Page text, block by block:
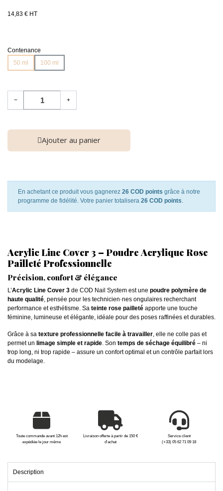
14,83 € HT
Contenance
50 ml
100 ml
− +
Ajouter au panier
En achetant ce produit vous gagnerez 26 COD points grâce à notre
programme de fidélité. Votre panier totalisera 26 COD points.
Acrylic Line Cover 3 – Poudre Acrylique Rose
Pailleté Professionnelle
Précision, confort & élégance
L’Acrylic Line Cover 3 de COD Nail System est une poudre polymère de
haute qualité, pensée pour les technicien·nes ongulaires recherchant
performance et esthétisme. Sa teinte rose pailleté apporte une touche
féminine, lumineuse et élégante, idéale pour des poses raffinées et durables.
Grâce à sa texture professionnelle facile à travailler, elle ne colle pas et
permet un limage simple et rapide. Son temps de séchage équilibré – ni
trop long, ni trop rapide – assure un confort optimal et un contrôle parfait lors
du modelage.
Toute commande avant 12h est
expédiée le jour même
Livraison offerte à partir de 150 €
d'achat
Service client
(+33) 05 62 71 09 18
Description